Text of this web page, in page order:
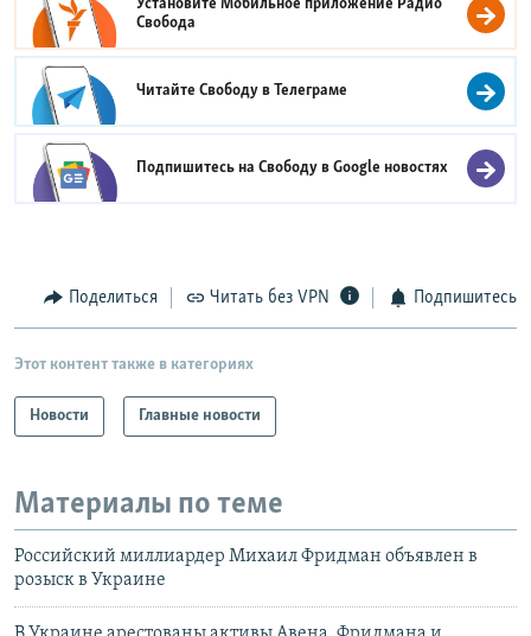
Установите Мобильное приложение Радио
Свобода
Читайте Свободу вТелеграме
Подпишитесь на Свободу вGoogle новостях
Поделиться Читать без VPN Подпишитесь
Этот контент также в категориях
Новости Главные новости
Материалы по теме
Российский миллиардер Михаил Фридман объявлен в
розыск в Украине